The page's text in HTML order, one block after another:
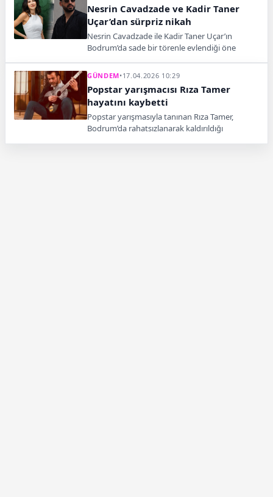
Nesrin Cavadzade ve Kadir Taner
Uçar’dan sürpriz nikah
Nesrin Cavadzade ile Kadir Taner Uçar’ın
Bodrum’da sade bir törenle evlendiği öne
paylaşımı ve köpeği Dolce sosyal medyada ilgi
GÜNDEM•17.04.2026 10:29
Popstar yarışmacısı Rıza Tamer
hayatını kaybetti
Popstar yarışmasıyla tanınan Rıza Tamer,
Bodrum’da rahatsızlanarak kaldırıldığı